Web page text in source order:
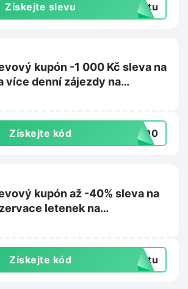
Získejte slevu extu
kupón -1 000 Kč sleva na
více denní zájezdy na
Získejte kód 1000
kupón až -40% sleva na
letenek na
Získejte kód extu